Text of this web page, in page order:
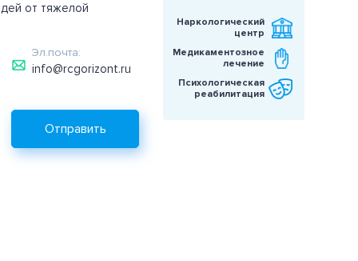
от тяжелой
Эл.почта:
info@rcgorizont.ru
Отправить
Наркологический
центр
Медикаментозное
лечение
Психологическая
реабилитация